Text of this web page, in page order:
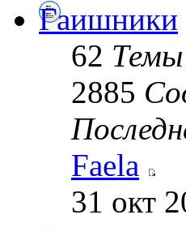
Гаишники
62 Темы
2885
Faela
31 окт